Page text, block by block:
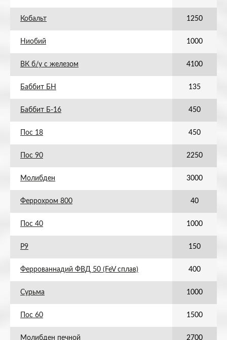
Кобальт 1250
Ниобий 1000
ВК б/у с железом 4100
Баббит БН 135
Баббит Б-16 450
Пос 18 450
Пос 90 2250
Молибден 3000
Феррохром 800 40
Пос 40 1000
Р9 150
Феррованнадий ФВД 50 (FeV сплав) 400
Сурьма 1000
Пос 60 1500
Молибден печной 2700